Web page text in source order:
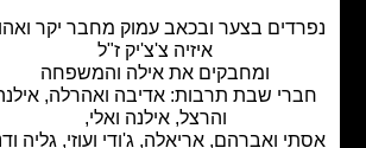
בצער ובכאב עמוק מחבר יקר ואהוב
איזיה צ'צ'יק ז"ל
ומחבקים את אילה והמשפחה
שבת תרבות: אדיבה ואהרלה, אילנה
והרצל, אילנה ואלי,
ואברהם, אריאלה, ג'ודי ועוזי, גליה ודני,